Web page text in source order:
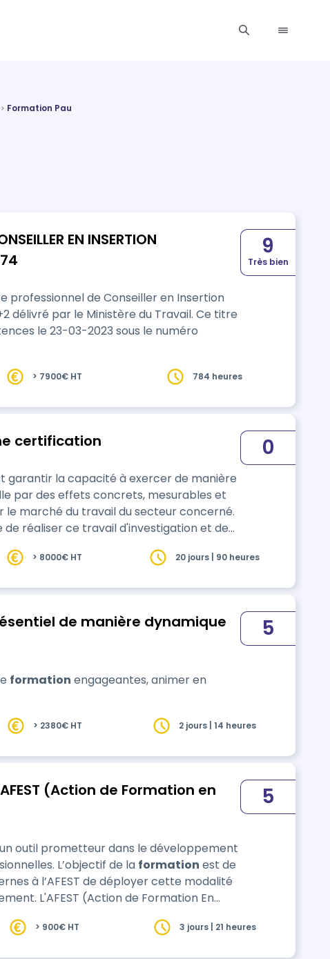
Formation Pau
EN INSERTION
professionnel de Conseiller en Insertion
par le Ministère du Travail. Ce titre
le 23-03-2023 sous le numéro
9
Très bien
> 7900€ HT 784 heures
certification
par des effets concrets, mesurables et
le marché du travail du secteur concerné.
réaliser ce travail d'investigation et de
0
> 8000€ HT 20 jours | 90 heures
de manière dynamique
formation engageantes, animer en
5
> 2380€ HT 2 jours | 14 heures
AFEST (Action de Formation en
outil prometteur dans le développement
L’objectif de la formation est de
à l’AFEST de déployer cette modalité
L'AFEST (Action de Formation En
5
> 900€ HT 3 jours | 21 heures